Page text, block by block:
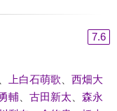
7.6
上白石萌歌
西畑大
輔、 古田新太
森永